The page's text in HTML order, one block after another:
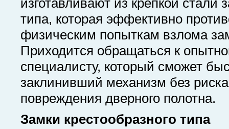
изготавливают из крепкой стали
типа, которая эффективно
физическим попыткам взлома
Приходится обращаться к
специалисту, который сможет
заклинивший механизм без риска
повреждения дверного полотна.
Замки крестообразного типа